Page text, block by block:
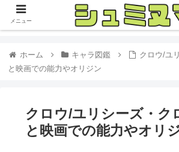
ホーム キャラ図鑑
クロウ/ユ
と映画での能力やオリジン
クロウ/ユリシーズ・ク
と映画での能力やオリ
メニュー